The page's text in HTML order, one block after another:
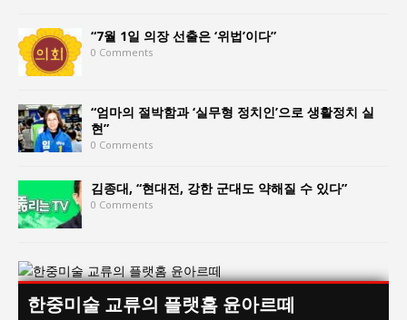
“7월 1일 의장 선출은 ‘위법’이다”
0 Comments
“엄마의 절박함과 ‘실무형 정치인’으로 생활정치 실
현”
0 Comments
김종대, “현대전, 강한 군대도 약해질 수 있다”
0 Comments
한중미술 교류의 플랫홈 윤아르떼